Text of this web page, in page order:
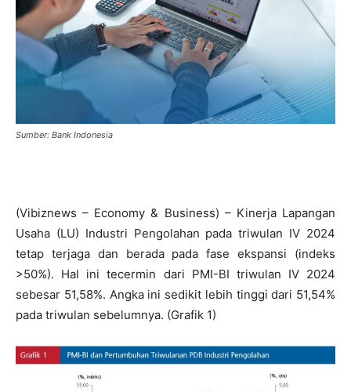
Sumber: Bank Indonesia
(Vibiznews – Economy & Business) – Kinerja Lapangan
Usaha (LU) Industri Pengolahan pada triwulan IV 2024
tetap terjaga dan berada pada fase ekspansi (indeks
>50%). Hal ini tecermin dari PMI-BI triwulan IV 2024
sebesar 51,58%. Angka ini sedikit lebih tinggi dari 51,54%
pada triwulan sebelumnya. (Grafik 1)